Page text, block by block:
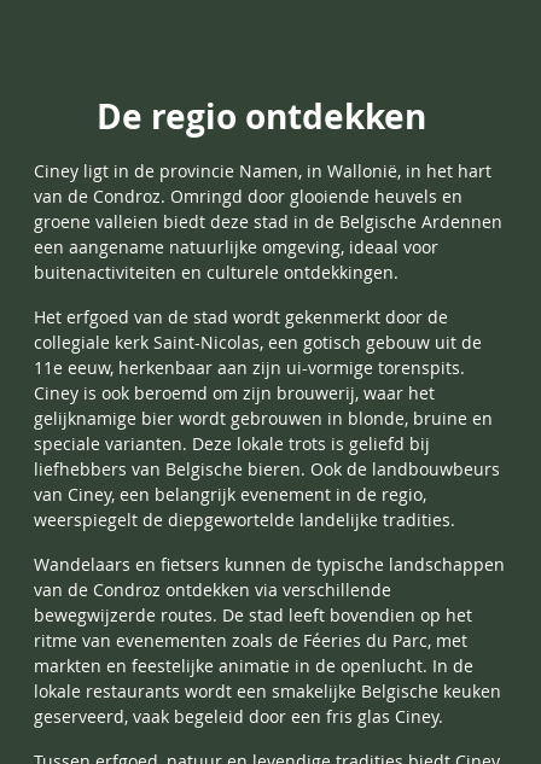
De regio ontdekken
Ciney ligt in de provincie Namen, in Wallonië, in het hart
van de Condroz. Omringd door glooiende heuvels en
groene valleien biedt deze stad in de Belgische Ardennen
een aangename natuurlijke omgeving, ideaal voor
buitenactiviteiten en culturele ontdekkingen.
Het erfgoed van de stad wordt gekenmerkt door de
collegiale kerk Saint-Nicolas, een gotisch gebouw uit de
11e eeuw, herkenbaar aan zijn ui-vormige torenspits.
Ciney is ook beroemd om zijn brouwerij, waar het
gelijknamige bier wordt gebrouwen in blonde, bruine en
speciale varianten. Deze lokale trots is geliefd bij
liefhebbers van Belgische bieren. Ook de landbouwbeurs
van Ciney, een belangrijk evenement in de regio,
weerspiegelt de diepgewortelde landelijke tradities.
Wandelaars en fietsers kunnen de typische landschappen
van de Condroz ontdekken via verschillende
bewegwijzerde routes. De stad leeft bovendien op het
ritme van evenementen zoals de Féeries du Parc, met
markten en feestelijke animatie in de openlucht. In de
lokale restaurants wordt een smakelijke Belgische keuken
geserveerd, vaak begeleid door een fris glas Ciney.